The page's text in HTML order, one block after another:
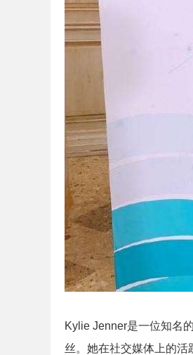
Kylie Jenner是一位知名
丝。她在社交媒体上的活